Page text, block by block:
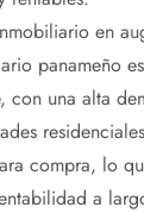
en
panameño
con una alta
compra, lo
a